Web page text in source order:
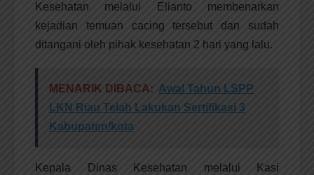
Kesehatan melalui Elianto membenarkan
kejadian temuan cacing tersebut dan sudah
ditangani oleh pihak kesehatan 2 hari yang lalu.
MENARIK DIBACA: Awal Tahun LSPP
LKN Riau Telah Lakukan Sertifikasi 3
Kabupaten/kota
Kepala Dinas Kesehatan melalui Kasi